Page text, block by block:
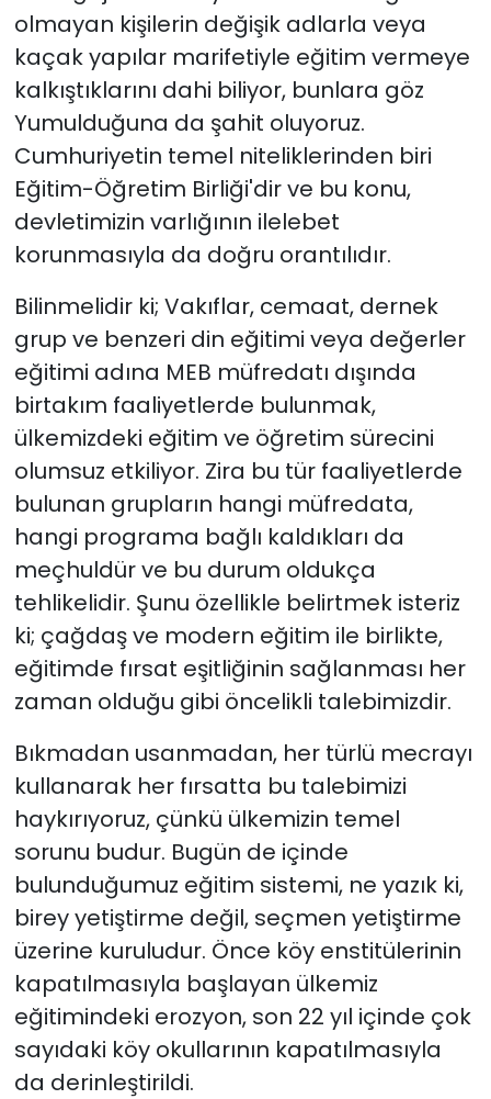
olmayan kişilerin değişik adlarla veya
kaçak yapılar marifetiyle eğitim vermeye
kalkıştıklarını dahi biliyor, bunlara göz
Yumulduğuna da şahit oluyoruz.
Cumhuriyetin temel niteliklerinden biri
Eğitim-Öğretim Birliği'dir ve bu konu,
devletimizin varlığının ilelebet
korunmasıyla da doğru orantılıdır.
Bilinmelidir ki; Vakıflar, cemaat, dernek
grup ve benzeri din eğitimi veya değerler
eğitimi adına MEB müfredatı dışında
birtakım faaliyetlerde bulunmak,
ülkemizdeki eğitim ve öğretim sürecini
olumsuz etkiliyor. Zira bu tür faaliyetlerde
bulunan grupların hangi müfredata,
hangi programa bağlı kaldıkları da
meçhuldür ve bu durum oldukça
tehlikelidir. Şunu özellikle belirtmek isteriz
ki; çağdaş ve modern eğitim ile birlikte,
eğitimde fırsat eşitliğinin sağlanması her
zaman olduğu gibi öncelikli talebimizdir.
Bıkmadan usanmadan, her türlü mecrayı
kullanarak her fırsatta bu talebimizi
haykırıyoruz, çünkü ülkemizin temel
sorunu budur. Bugün de içinde
bulunduğumuz eğitim sistemi, ne yazık ki,
birey yetiştirme değil, seçmen yetiştirme
üzerine kuruludur. Önce köy enstitülerinin
kapatılmasıyla başlayan ülkemiz
eğitimindeki erozyon, son 22 yıl içinde çok
sayıdaki köy okullarının kapatılmasıyla
da derinleştirildi.